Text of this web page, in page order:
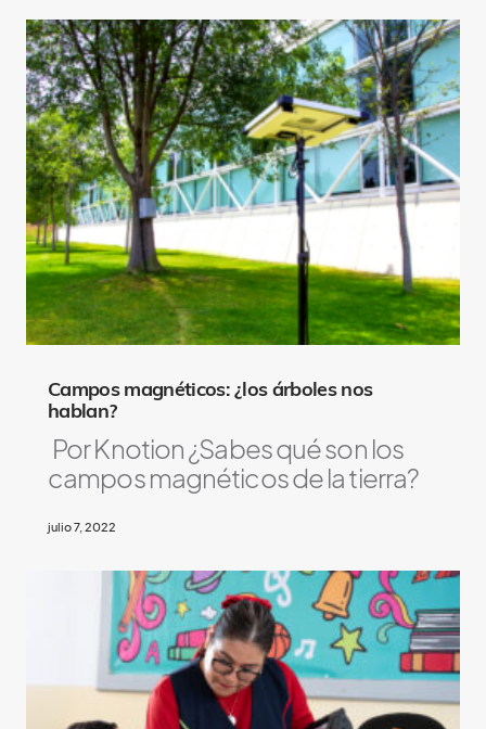
u
M
a
y
A
l
s
o
L
k
e
Campos magnéticos: ¿los árboles nos
hablan?
Por Knotion ¿Sabes qué son los
campos magnéticos de la tierra?
julio 7, 2022